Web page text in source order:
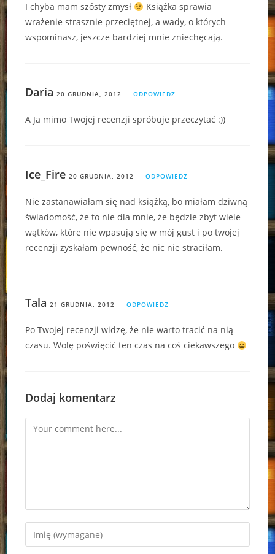
I chyba mam szósty zmysł
Książka sprawia
wrażenie strasznie przeciętnej, a wady, o których
wspominasz, jeszcze bardziej mnie zniechęcają.
Daria 20 GRUDNIA, 2012 ODPOWIEDZ
A Ja mimo Twojej recenzji spróbuje przeczytać :))
Ice_Fire 20 GRUDNIA, 2012 ODPOWIEDZ
Nie zastanawiałam się nad książką, bo miałam dziwną
świadomość, że to nie dla mnie, że będzie zbyt wiele
wątków, które nie wpasują się w mój gust i po twojej
recenzji zyskałam pewność, że nic nie straciłam.
Tala 21 GRUDNIA, 2012 ODPOWIEDZ
Po Twojej recenzji widzę, że nie warto tracić na nią
czasu. Wolę poświęcić ten czas na coś ciekawszego
Dodaj komentarz
Comment
Enter
your